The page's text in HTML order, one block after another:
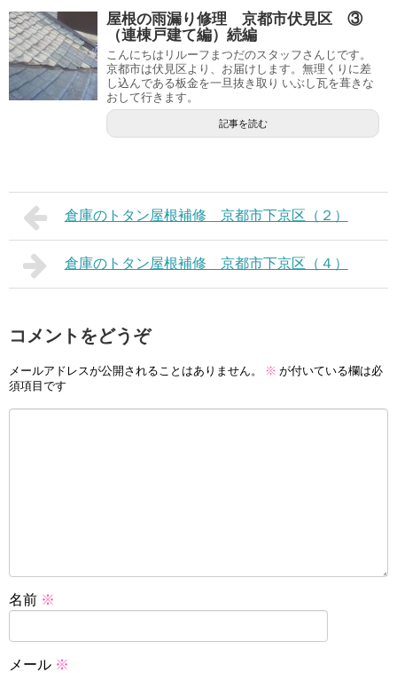
屋根の雨漏り修理 京都市伏見区 ③
（連棟戸建て編）続編
こんにちはリルーフまつだのスタッフさんじです。
京都市は伏見区より、お届けします。無理くりに差
し込んである板金を一旦抜き取り いぶし瓦を葺きな
おして行きます。
記事を読む
倉庫のトタン屋根補修 京都市下京区（２）
倉庫のトタン屋根補修 京都市下京区（４）
コメントをどうぞ
メールアドレスが公開されることはありません。 ※ が付いている欄は必
須項目です
名前 ※
メール ※